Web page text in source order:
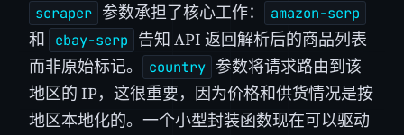
scraper 参数承担了核心工作： amazon-serp
和 ebay-serp
告知 API 返回解析后的商品列表
而非原始标记。
country 参数将请求路由到该
地区的 IP，这很重要，因为价格和供货情况是按
地区本地化的。一个小型封装函数现在可以驱动